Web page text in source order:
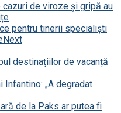
cazuri de viroze și gripă au
pentru tinerii specialiști
Next
destinațiilor de vacanță
Infantino: „A degradat
de la Paks ar putea fi